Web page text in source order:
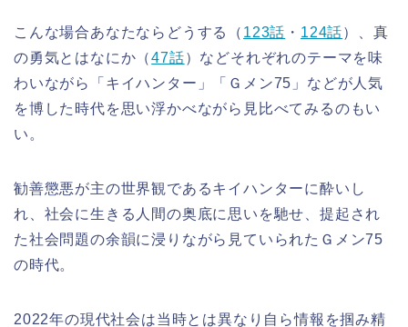
こんな場合あなたならどうする（ 123話 ・ 124話）、真
の勇気とはなにか（47話）などそれぞれのテーマを味
わいながら「キイハンター」「Ｇメン75」などが人気
を博した時代を思い浮かべながら見比べてみるのもい
い。
勧善懲悪が主の世界観であるキイハンターに酔いし
れ、社会に生きる人間の奥底に思いを馳せ、提起され
た社会問題の余韻に浸りながら見ていられたＧメン75
の時代。
2022年の現代社会は当時とは異なり自ら情報を掴み精